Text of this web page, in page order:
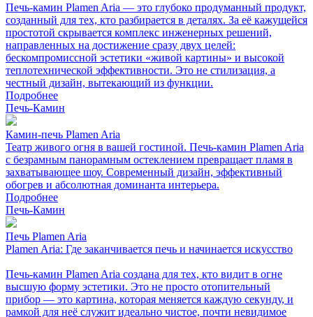
Печь-камин Plamen Aria — это глубоко продуманный продукт,
созданный для тех, кто разбирается в деталях. За её кажущейся
простотой скрывается комплекс инженерных решений,
направленных на достижение сразу двух целей:
бескомпромиссной эстетики «живой картины» и высокой
теплотехнической эффективности. Это не стилизация, а
честный дизайн, вытекающий из функции.
Подробнее
Печь-Камин
Камин-печь Plamen Aria
Театр живого огня в вашей гостиной. Печь-камин Plamen Aria
с безрамным панорамным остеклением превращает пламя в
захватывающее шоу. Современный дизайн, эффективный
обогрев и абсолютная доминанта интерьера.
Подробнее
Печь-Камин
Печь Plamen Aria
Plamen Aria: Где заканчивается печь и начинается искусство
Печь-камин Plamen Aria создана для тех, кто видит в огне
высшую форму эстетики. Это не просто отопительный
прибор — это картина, которая меняется каждую секунду, и
рамкой для неё служит идеально чистое, почти невидимое